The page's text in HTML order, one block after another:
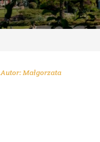
Autor:Małgorzata